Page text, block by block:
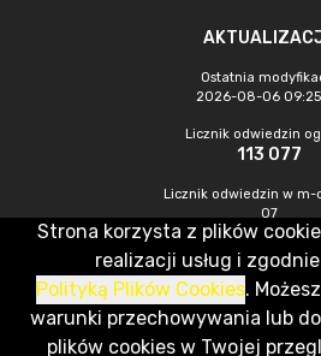
Ostatnia
2026-08-06
Licznik odwiedzin
113 077
Licznik odwiedzin w m-
07
407
CMS & Hosting: Nefeni Sp. z o.o.
Strona korzysta z plików
realizacji usług i
Polityką Plików Cookies.
warunki przechowywania lub
plików cookies w Twojej